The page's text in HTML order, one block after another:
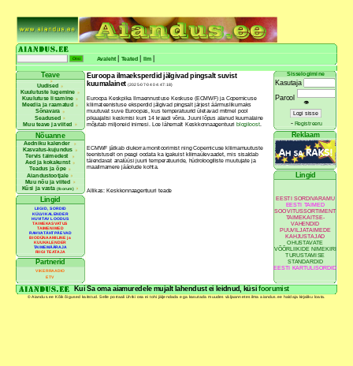
Avaleht Teated Ilm
Teave
Uudised
Kuulutuste lugemine
Kuulutuse lisamine
Meedia ja raamatud
Sõnavara
Seadused
Muu teave ja viited
Nõuanne
Aedniku kalender
Kasvatus-kujundus
Tervis taimedest
Aed ja kokakunst
Teadus ja õpe
Aiandustootjale
Muu nõu ja viited
Küsi ja vasta(foorum)
Lingid
LIIGID, SORDID
KÜLVIKALENDER
HUVITAV LOODUS
TAIMEKASVATUS
TAIMENIMED
RAHVATÄHTPÄEVAD
BIODÜNAAMILINE ja
KUUKALENDER
TAIMEMÄÄRAJA
RIIGI TEATAJA
Partnerid
VIKERRAADIO
ETV
Euroopa ilmaeksperdid jälgivad pingsalt suvist
kuumalainet (2025-07-04 04:47:18)
Euroopa Keskpika Ilmaennustuse Keskuse (ECMWF) ja Copernicuse
kliimateenistuse eksperdid jälgivad pingsalt järjest äärmuslikumaks
muutuvat suve Euroopas, kus temperatuurid ületavad mitmel pool
pikaajalisi keskmisi kuni 14 kraadi võrra. Juuni lõpus alanud kuumalaine
mõjutab miljoneid inimesi. Loe lähemalt Keskkonnaagentuuriblogiloost.
ECMWF jätkab olukorra monitoorimist ning Copernicuse kliimamuutuste
teenistuselt on peagi oodata ka igakuist kliimaülevaadet, mis sisaldab
täiendavat analüüsi juuni temperatuuride, hüdroloogiliste muutujate ja
maailmamere jääolude kohta.
Allikas: Keskkonnaagentuuri teade
Sisselogimine
Kasutaja
Parool
👁
- Registreeru
Reklaam
Lingid
EESTI SORDIVARAMU
EESTI TAIMED
SOOVITUSSORTIMENT
TAIMEKAITSE-
VAHENDID
PUUVILJATAIMEDE
KAHJUSTAJAD
OHUSTAVATE
VÕÕRLIIKIDE NIMEKIRI
TURUSTAMISE
STANDARDID
EESTI KARTULISORDID
Kui Sa oma aiamuredele mujalt lahendust ei leidnud, küsi foorumist
© Aiandus.ee Kõik õigused kaitstud. Selle portaali ühtki osa ei tohi jäljendada ega kasutada muudes väljaannetes ilma aiandus.ee haldaja kirjaliku loata.